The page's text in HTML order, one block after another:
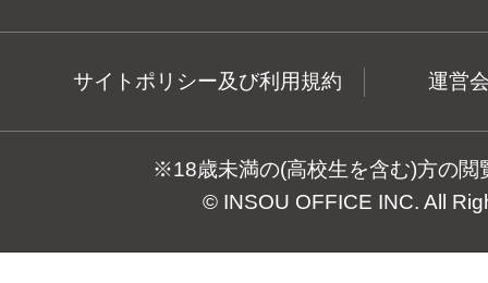
サイトポリシー及び利用規約 運営
※18歳未満の(高校生を含む)方の閲
© INSOU OFFICE INC. All